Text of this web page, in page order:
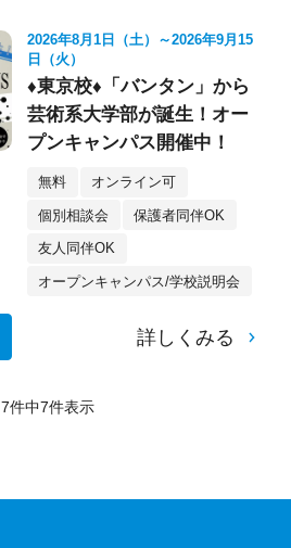
2026年8月1日（土）～2026年9月15
日（火）
♦東京校♦「バンタン」から
芸術系大学部が誕生！オー
プンキャンパス開催中！
無料 オンライン可
個別相談会 保護者同伴OK
友人同伴OK
オープンキャンパス/学校説明会
詳しくみる
7件中7件表示